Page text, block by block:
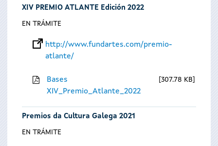
XIV PREMIO ATLANTE Edición 2022
EN TRÁMITE
http://www.fundartes.com/premio-
atlante/
Bases
XIV_Premio_Atlante_2022
307.78 KB
Premios da Cultura Galega 2021
EN TRÁMITE